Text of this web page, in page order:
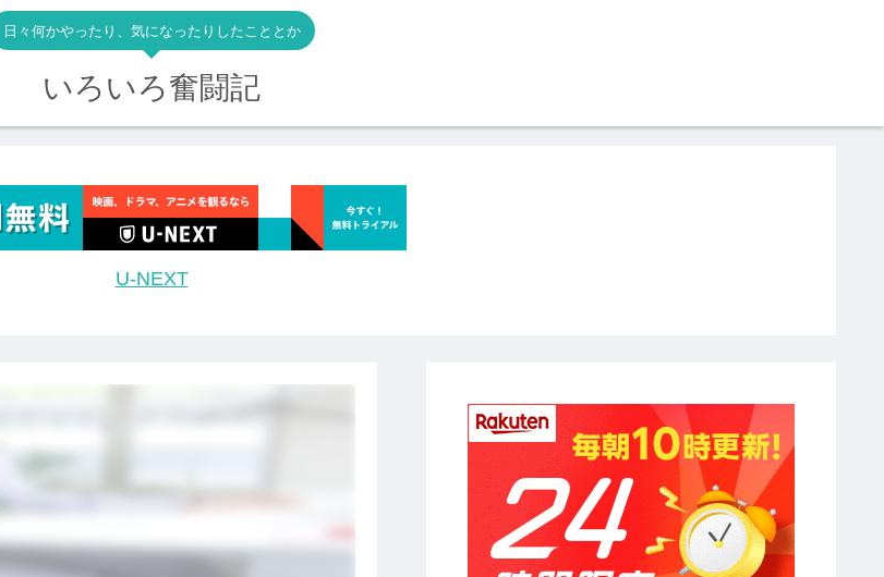
日々何かやったり、気になったりしたこととか
いろいろ奮闘記
U-NEXT